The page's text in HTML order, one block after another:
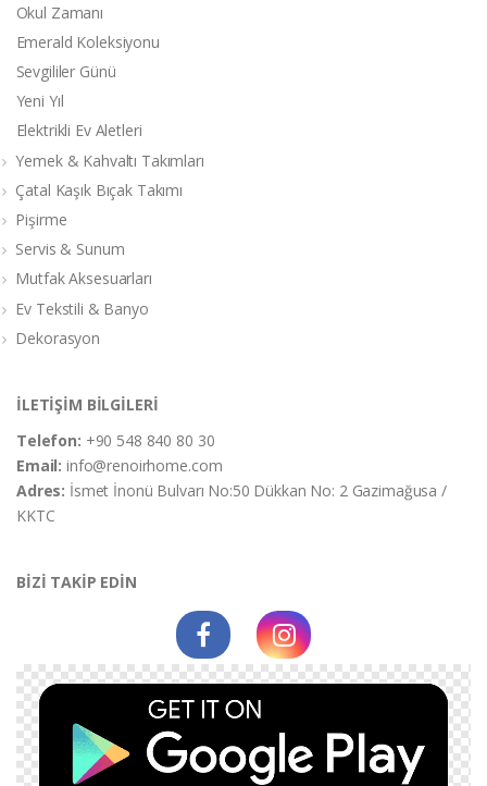
Okul Zamanı
Emerald Koleksiyonu
Sevgililer Günü
Yeni Yıl
Elektrikli Ev Aletleri
Yemek & Kahvaltı Takımları
Çatal Kaşık Bıçak Takımı
Pişirme
Servis & Sunum
Mutfak Aksesuarları
Ev Tekstili & Banyo
Dekorasyon
İLETİŞİM BİLGİLERİ
Telefon: +90 548 840 80 30
Email:info@renoirhome.com
Adres: İsmet İnonü Bulvarı No:50 Dükkan No: 2 Gazimağusa /
KKTC
BİZİ TAKİP EDİN